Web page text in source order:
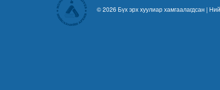
© 2026 Бүх эрх хуулиар хамгаалагдсан |